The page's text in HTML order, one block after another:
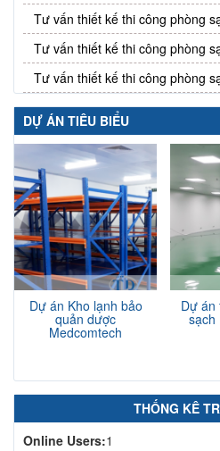
Tư vấn thiết kế thi công phòng
Tư vấn thiết kế thi công phòng
Tư vấn thiết kế thi công phòng
DỰ ÁN TIÊU BIỂU
Dự án Kho lạnh bảo
quản dược
Medcomtech
Dự án
sạch
THỐNG KÊ
Online Users:1